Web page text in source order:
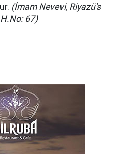
(İmam Nevevi, Riyazü's
67)